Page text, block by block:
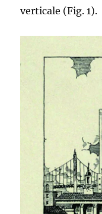
verticale (Fig. 1).